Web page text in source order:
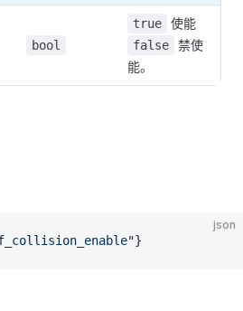
bool
true 使能
false
禁使
能。
json
}